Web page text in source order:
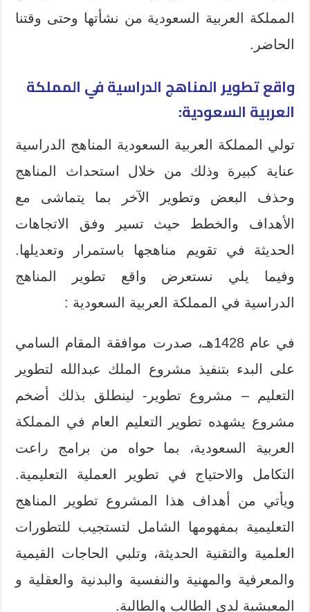
المملكة العربية السعودية من نشأتها وحتى وقتنا
الحاضر.
واقع تطوير المناهج الدراسية في المملكة
العربية السعودية:
تولي المملكة العربية السعودية المناهج الدراسية
عناية كبيرة وذلك من خلال استحداث المناهج
وحذف البعض وتطوير الآخر بما يتماشى مع
الأهداف والخطط حيث تسير وفق الاتجاهات
الحديثة في تقويم مناهجها باستمرار وتعديلها.
وفيما يلي نستعرض واقع تطوير المناهج
الدراسية في المملكة العربية السعودية :
في عام 1428هـ، صدرت موافقة المقام السامي
على البدء بتنفيذ مشروع الملك عبدالله لتطوير
التعليم – مشروع تطوير- لينطلق بذلك أضخم
مشروع يشهده تطوير التعليم العام في المملكة
العربية السعودية، بما حواه من برامج راعت
التكامل والاحتياج في تطوير العملية التعليمية.
ويأتي من أهداف هذا المشروع تطوير المناهج
التعليمية بمفهومها الشامل لتستجيب للتطورات
العلمية والتقنية الحديثة، وتلبي الحاجات القيمية
والمعرفية والمهنية والنفسية والبدنية والعقلية و
المعيشية لدى الطالب والطالبة.